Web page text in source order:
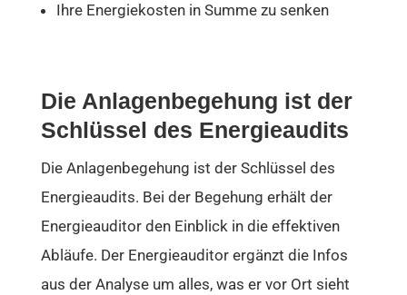
Ihre Energiekosten in Summe zu senken
Die Anlagenbegehung ist der
Schlüssel des Energieaudits
Die Anlagenbegehung ist der Schlüssel des
Energieaudits. Bei der Begehung erhält der
Energieauditor den Einblick in die effektiven
Abläufe. Der Energieauditor ergänzt die Infos
aus der Analyse um alles, was er vor Ort sieht